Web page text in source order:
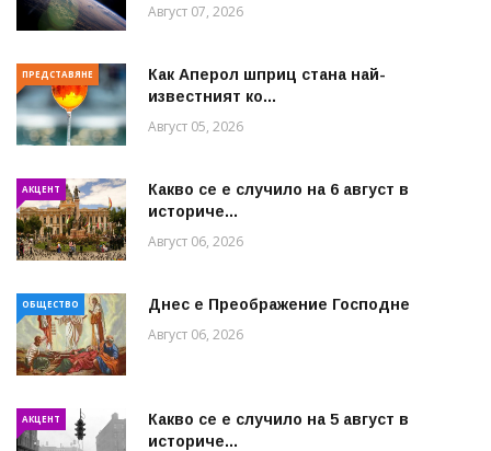
Август 07, 2026
ПРЕДСТАВЯНЕ
Как Аперол шприц стана най-
известният ко...
Август 05, 2026
АКЦЕНТ
Какво се е случило на 6 август в
историче...
Август 06, 2026
ОБЩЕСТВО Днес е Преображение Господне
Август 06, 2026
АКЦЕНТ
Какво се е случило на 5 август в
историче...